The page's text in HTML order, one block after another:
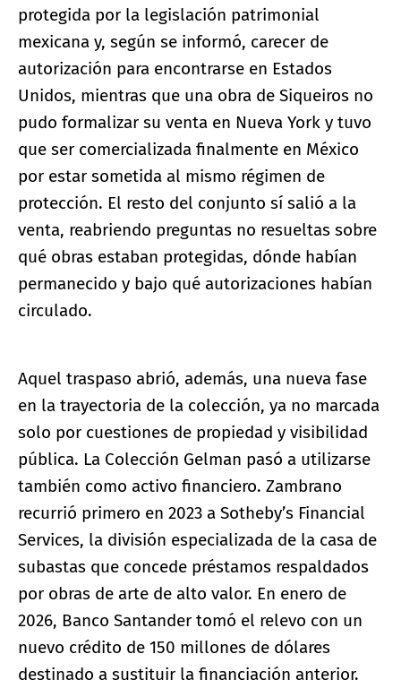
protegida por la legislación patrimonial
mexicana y, según se informó, carecer de
autorización para encontrarse en Estados
Unidos, mientras que una obra de Siqueiros no
pudo formalizar su venta en Nueva York y tuvo
que ser comercializada finalmente en México
por estar sometida al mismo régimen de
protección. El resto del conjunto sí salió a la
venta, reabriendo preguntas no resueltas sobre
qué obras estaban protegidas, dónde habían
permanecido y bajo qué autorizaciones habían
circulado.
Aquel traspaso abrió, además, una nueva fase
en la trayectoria de la colección, ya no marcada
solo por cuestiones de propiedad y visibilidad
pública. La Colección Gelman pasó a utilizarse
también como activo financiero. Zambrano
recurrió primero en 2023 a Sotheby’s Financial
Services, la división especializada de la casa de
subastas que concede préstamos respaldados
por obras de arte de alto valor. En enero de
2026, Banco Santander tomó el relevo con un
nuevo crédito de 150 millones de dólares
destinado a sustituir la financiación anterior.